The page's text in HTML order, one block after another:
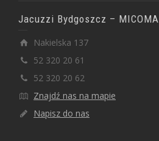
Jacuzzi Bydgoszcz – MICOMA
Nakielska 137
52 320 20 61
52 320 20 62
Znajdź nas na mapie
Napisz do nas